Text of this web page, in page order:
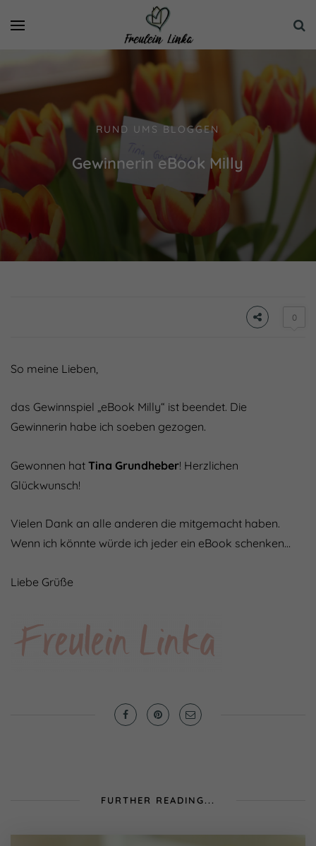
RUND UMS BLOGGEN
Gewinnerin eBook Milly
0
So meine Lieben,
das Gewinnspiel „eBook Milly“ ist beendet. Die
Gewinnerin habe ich soeben gezogen.
Gewonnen hat Tina Grundheber! Herzlichen
Glückwunsch!
Vielen Dank an alle anderen die mitgemacht haben.
Wenn ich könnte würde ich jeder ein eBook schenken…
Liebe Grüße
FURTHER READING...